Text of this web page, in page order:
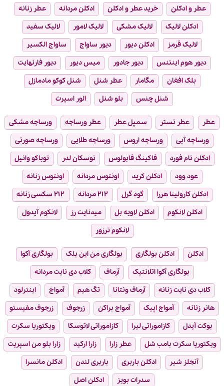
عطر و ادکلن خرید عطر و ادکلن ادکلن مردانه
عطر زنانه
ادکلن لالیک
لالیک مشکی لالیک لامور
لالیک سفید
لالیک قرمز
ادکلن دیور دیور ساواج
ساواج الکسیر
دیور هوم اینتنس
دیور جادور میس دیور
دیور فارنهایت
بلک افغان
مگامار عطر شنل
شنل کوکو مادمازل
شنل چنس
بلو شنل الور اسپرت
عطر عطر تستر سمپل عطر عطر ورساچه
ورساچه مشکی
ورساچه آبی
ورساچه اروس ورساچه طلایی
ورساچه صورتی
ادکلن تام فورد
فاکینگ فابولوس توسکان لدر
توباکو وانیل
عود وود
ادکلن کرید اونتوس مردانه
اونتوس زنانه
ادکلن کارولینا هررا
گود گرل ۲۱۲ مردانه
۲۱۲ سکسی زنانه
ادکلن لانکوم
ادکلن لاویه بل میدنایت رز
لانکوم آیدول
لانکوم ترزور
ادکلن ادکلن بولگاری بولگاری من این بلک
بولگاری آکوا
بولگاری آکوا اتلانتیک
آرماف
کلاب دی نایت مردانه
کلاب دی نایت زنانه
آرماف ونتانا تگ هیم آمواج
اینترلود
هانر زنانه
آمواج اپیک آمواج براکن زرجوف
زرجوف مفیستو
بوکت آیدل
کازاموراتی لیرا کازاموراتی لاتوسکا
ویکتوریا سکرت
ویکتوریا سکرت بامب شل
عطر زارا زارا ارکید
زارا بلو من اسپریت
آنجلز شیر
ادکلن باربری باربری لندن
ادکلن مانسرا
سدرات بویز
ادکلن اصل